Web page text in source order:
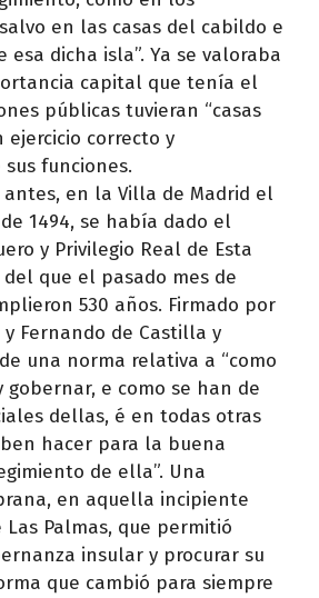
en las casas del cabildo e
dicha isla”. Ya se valoraba
capital que tenía el
públicas tuvieran “casas
ejercicio correcto y
funciones.
en la Villa de Madrid el
1494, se había dado el
y Privilegio Real de Esta
del que el pasado mes de
530 años. Firmado por
y Fernando de Castilla y
una norma relativa a “como
gobernar, e como se han de
dellas, é en todas otras
hacer para la buena
de ella”. Una
en aquella incipiente
Palmas, que permitió
insular y procurar su
que cambió para siempre